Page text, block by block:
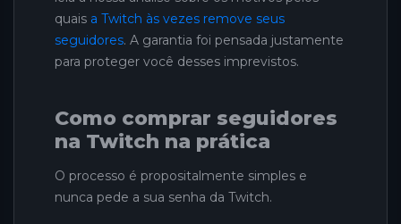
quais a Twitch às vezes remove seus
seguidores. A garantia foi pensada justamente
para proteger você desses imprevistos.
Como comprar seguidores
na Twitch na prática
O processo é propositalmente simples e
nunca pede a sua senha da Twitch.